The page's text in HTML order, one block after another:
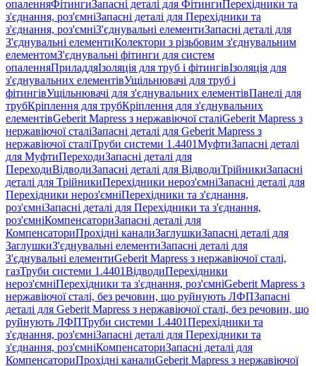
опаленняФітингиЗапасні деталі для ФітингиПерехідники та
з'єднання, роз'ємніЗапасні деталі для Перехідники та
з'єднання, роз'ємніЗ'єднувальні елементиЗапасні деталі для
З'єднувальні елементиКолектори з різьбовим з'єднувальним
елементомЗ'єднувальні фітинги для систем
опаленняПриладдяІзоляція для труб і фітингівІзоляція для
з'єднувальних елементівУщільнювачі для труб і
фітингівУщільнювачі для з'єднувальних елементівПанелі для
трубКріплення для трубКріплення для з'єднувальних
елементівGeberit Mapress з нержавіючої сталіGeberit Mapress з
нержавіючої сталіЗапасні деталі для Geberit Mapress з
нержавіючої сталіТруби системи 1.4401МуфтиЗапасні деталі
для МуфтиПереходиЗапасні деталі для
ПереходиВідводиЗапасні деталі для ВідводиТрійникиЗапасні
деталі для ТрійникиПерехідники нероз'ємніЗапасні деталі для
Перехідники нероз'ємніПерехідники та з'єднання,
роз'ємніЗапасні деталі для Перехідники та з'єднання,
роз'ємніКомпенсаториЗапасні деталі для
КомпенсаториПрохідні каналиЗаглушкиЗапасні деталі для
ЗаглушкиЗ'єднувальні елементиЗапасні деталі для
З'єднувальні елементиGeberit Mapress з нержавіючої сталі,
газТруби системи 1.4401ВідводиПерехідники
нероз'ємніПерехідники та з'єднання, роз'ємніGeberit Mapress з
нержавіючої сталі, без речовин, що руйнують ЛФПЗапасні
деталі для Geberit Mapress з нержавіючої сталі, без речовин, що
руйнують ЛФПТруби системи 1.4401Перехідники та
з'єднання, роз'ємніЗапасні деталі для Перехідники та
з'єднання, роз'ємніКомпенсаториЗапасні деталі для
КомпенсаториПрохідні каналиGeberit Mapress з нержавіючої